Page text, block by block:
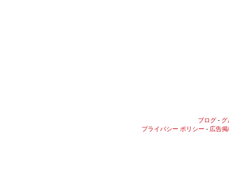
ブログ - グ
プライバシー ポリシー - 広告